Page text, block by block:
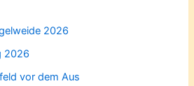
2026
2026
vor dem Aus